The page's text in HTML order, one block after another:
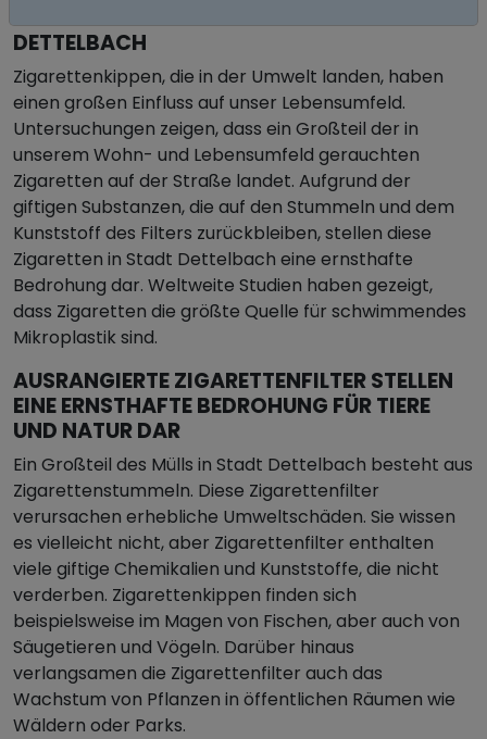
DETTELBACH
Zigarettenkippen, die in der Umwelt landen, haben
einen großen Einfluss auf unser Lebensumfeld.
Untersuchungen zeigen, dass ein Großteil der in
unserem Wohn- und Lebensumfeld gerauchten
Zigaretten auf der Straße landet. Aufgrund der
giftigen Substanzen, die auf den Stummeln und dem
Kunststoff des Filters zurückbleiben, stellen diese
Zigaretten in Stadt Dettelbach eine ernsthafte
Bedrohung dar. Weltweite Studien haben gezeigt,
dass Zigaretten die größte Quelle für schwimmendes
Mikroplastik sind.
AUSRANGIERTE ZIGARETTENFILTER STELLEN
EINE ERNSTHAFTE BEDROHUNG FÜR TIERE
UND NATUR DAR
Ein Großteil des Mülls in Stadt Dettelbach besteht aus
Zigarettenstummeln. Diese Zigarettenfilter
verursachen erhebliche Umweltschäden. Sie wissen
es vielleicht nicht, aber Zigarettenfilter enthalten
viele giftige Chemikalien und Kunststoffe, die nicht
verderben. Zigarettenkippen finden sich
beispielsweise im Magen von Fischen, aber auch von
Säugetieren und Vögeln. Darüber hinaus
verlangsamen die Zigarettenfilter auch das
Wachstum von Pflanzen in öffentlichen Räumen wie
Wäldern oder Parks.